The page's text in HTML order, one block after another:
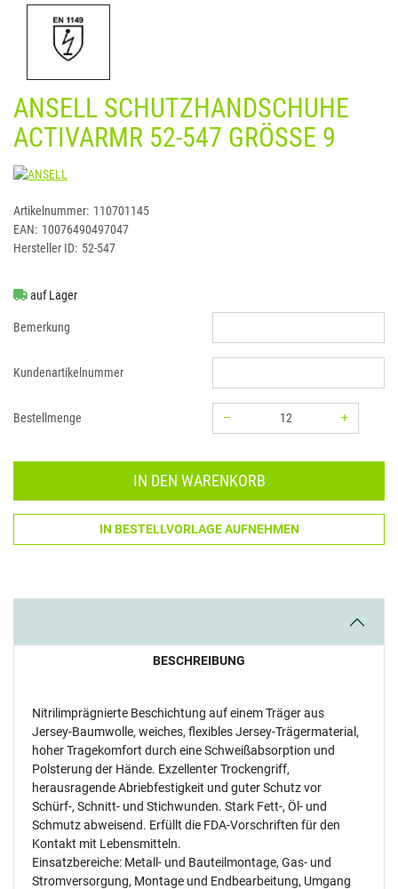
ANSELL SCHUTZHANDSCHUHE
ACTIVARMR 52-547 GRÖSSE 9
Artikelnummer: 110701145
EAN: 10076490497047
Hersteller ID: 52-547
auf Lager
Bemerkung
Kundenartikelnummer
Bestellmenge –
+
IN DEN WARENKORB
IN BESTELLVORLAGE AUFNEHMEN
BESCHREIBUNG
Nitrilimprägnierte Beschichtung auf einem Träger aus
Jersey-Baumwolle, weiches, flexibles Jersey-Trägermaterial,
hoher Tragekomfort durch eine Schweißabsorption und
Polsterung der Hände. Exzellenter Trockengriff,
herausragende Abriebfestigkeit und guter Schutz vor
Schürf-, Schnitt- und Stichwunden. Stark Fett-, Öl- und
Schmutz abweisend. Erfüllt die FDA-Vorschriften für den
Kontakt mit Lebensmitteln.
Einsatzbereiche: Metall- und Bauteilmontage, Gas- und
Stromversorgung, Montage und Endbearbeitung, Umgang